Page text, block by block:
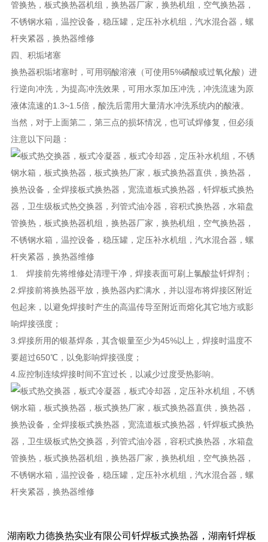
四、积垢堵塞
换热器积垢堵塞时，可用弱酸溶液（可使用5%磷酸或过氧化酸）进
行逆向冲洗，为提高冲洗效果，可用水泵加压冲洗，冲洗流速为原
液体流速的1.3~1.5倍，酸洗后需用大量清水冲洗系统内的酸液。
当然，对于上面第二，第三点的损坏情况，也可试焊修复，但必须
注意以下问题：
1. 焊接前先将维修处清理干净，焊接表面可刷上氯酸盐钎焊剂；
2.焊接前将换热器平放，换热器内贮满水，并以湿布将焊接区附近
包起来，以避免焊接时产生的高温传导至附近而熔化其它地方或影
响焊接强度；
3.焊接所用的银基焊条，其含银量至少为45%以上，焊接时温度不
要超过650℃，以免影响焊接强度；
4.应控制连续焊接时间不宜过长，以减少过度受热影响。
湖南欧力德换热实业有限公司钎焊板式换热器，湖南钎焊板